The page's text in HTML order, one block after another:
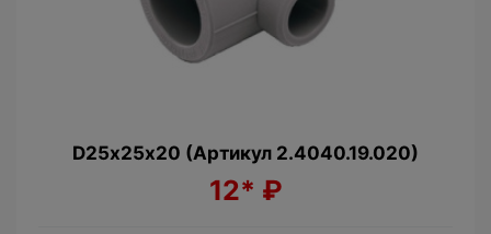
D25х25х20 (Артикул 2.4040.19.020)
12* ₽